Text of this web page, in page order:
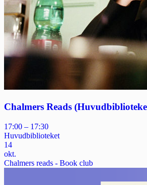
Chalmers Reads
17:00 – 17:30
Huvudbiblioteket
14
okt.
Chalmers reads - Book club